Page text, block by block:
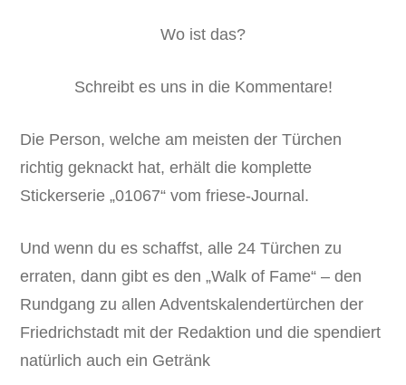
Wo ist das?
Schreibt es uns in die Kommentare!
Die Person, welche am meisten der Türchen
richtig geknackt hat, erhält die komplette
Stickerserie „01067“ vom friese-Journal.
Und wenn du es schaffst, alle 24 Türchen zu
erraten, dann gibt es den „Walk of Fame“ – den
Rundgang zu allen Adventskalendertürchen der
Friedrichstadt mit der Redaktion und die spendiert
natürlich auch ein Getränk